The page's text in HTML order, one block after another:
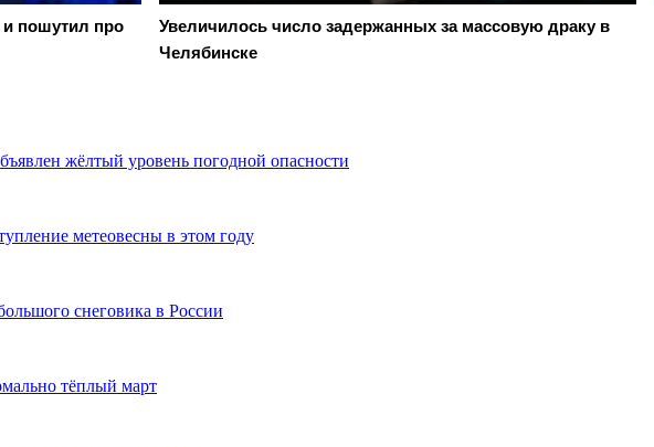
и пошутил про
Увеличилось число задержанных за массовую драку в
Челябинске
жёлтый уровень погодной опасности
метеовесны в этом году
снеговика в России
тёплый март